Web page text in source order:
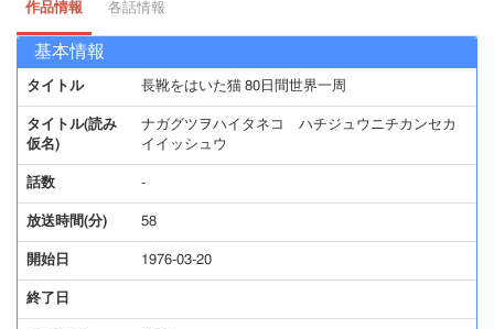
作品情報 各話情報
基本情報
タイトル 長靴をはいた猫 80日間世界一周
タイトル(読み
仮名)
ナガグツヲハイタネコ ハチジュウニチカンセカ
イイッシュウ
話数 -
放送時間(分) 58
開始日 1976-03-20
終了日